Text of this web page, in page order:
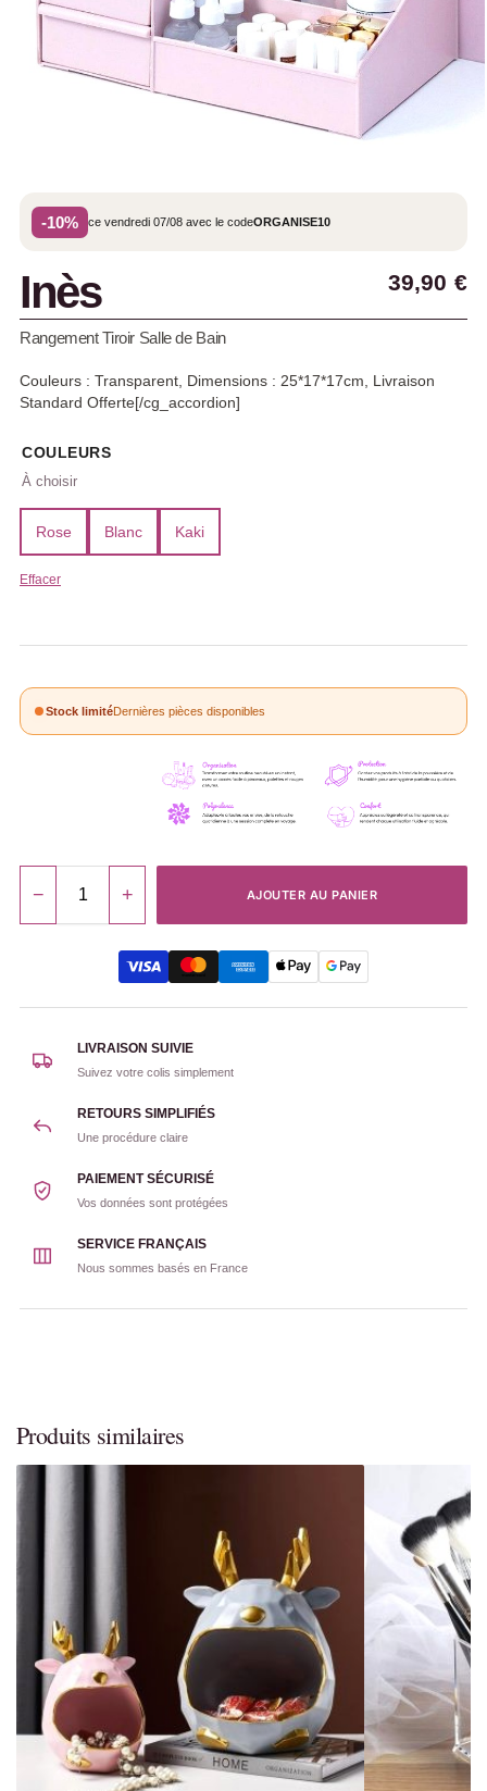
-10% ce vendredi 07/08 avec le codeORGANISE10
Inès 39,90 €
Rangement Tiroir Salle de Bain
Couleurs : Transparent, Dimensions : 25*17*17cm, Livraison
Standard Offerte[/cg_accordion]
COULEURS
Rose Blanc Kaki
Effacer
Stock limitéDernières pièces disponibles
− + AJOUTER AU PANIER
LIVRAISON SUIVIE
Suivez votre colis simplement
RETOURS SIMPLIFIÉS
Une procédure claire
PAIEMENT SÉCURISÉ
Vos données sont protégées
SERVICE FRANÇAIS
Nous sommes basés en France
Produits similaires